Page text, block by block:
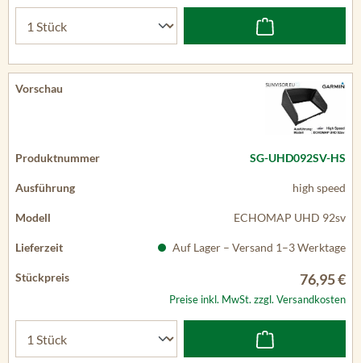
SG-UHD092SV-HS
high speed
ECHOMAP UHD 92sv
Auf Lager – Versand 1–3 Werktage
76,95 €
Preise inkl. MwSt. zzgl. Versandkosten